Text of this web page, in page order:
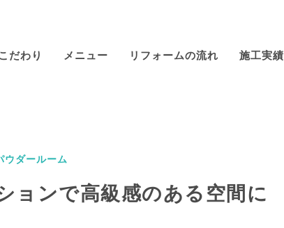
だわり メニュー リフォームの流れ 施工実績
ダールーム
ョンで高級感のある空間に